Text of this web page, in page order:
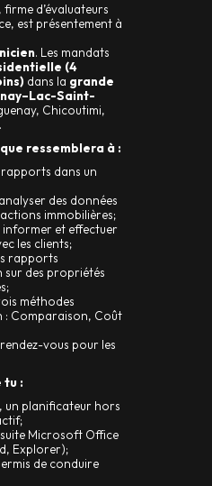
, firme d’évaluateurs
est présentement à
. Les mandats
(4
dans la grande
Saint-
Chicoutimi,
ressemblera à :
dans un
des données
immobilières;
et effectuer
les clients;
rapports
sur des propriétés
méthodes
: Comparaison, Coût
vous pour les
tu :
un planificateur hors
Microsoft Office
Explorer);
de conduire